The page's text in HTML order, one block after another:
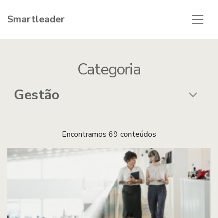
Smartleader
Categoria
Encontramos 69 conteúdos